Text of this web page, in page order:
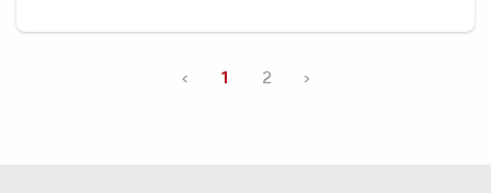
‹ 1 2 ›